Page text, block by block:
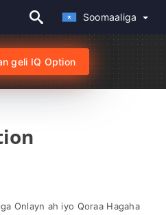
Soomaaliga
geli IQ Option
Onlayn ah iyo Qoraa Hagaha